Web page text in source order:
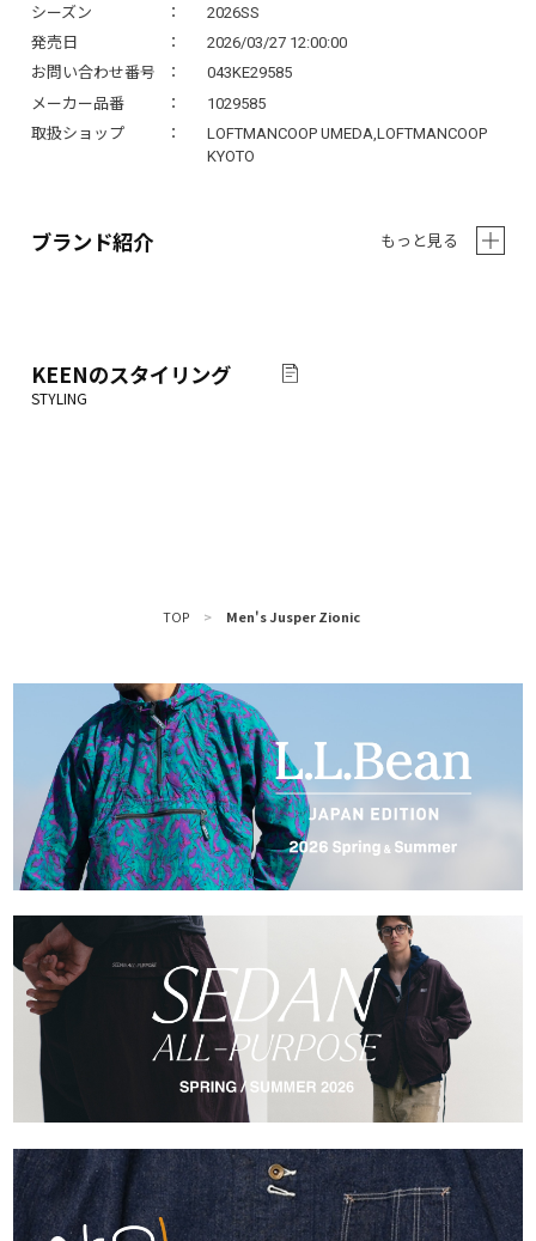
シーズン
2026SS
発売日
2026/03/27 12:00:00
お問い合わせ番号
043KE29585
メーカー品番
1029585
取扱ショップ
LOFTMANCOOP UMEDA,LOFTMANCOOP
KYOTO
ブランド紹介 もっと見る
KEENのスタイリング
TOP > Men's Jusper Zionic